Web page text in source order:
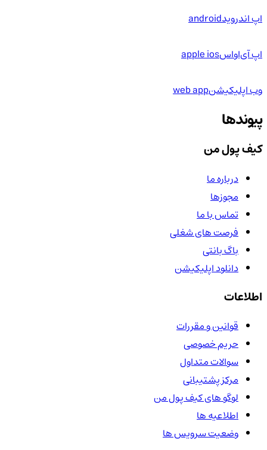
اپ اندرویدandroid
اپ آی‌او‌اسapple ios
وب اپلیکیشنweb app
پیوندها
کیف پول من
درباره ما
مجوزها
تماس با ما
فرصت های شغلی
باگ بانتی
دانلود اپلیکیشن
اطلاعات
قوانین و مقررات
حریم خصوصی
سوالات متداول
مرکز پشتیبانی
لوگو های کیف پول من
اطلاعیه ها
وضعیت سرویس ها